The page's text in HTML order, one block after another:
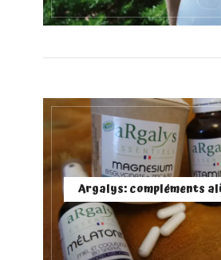
Argalys: compléments